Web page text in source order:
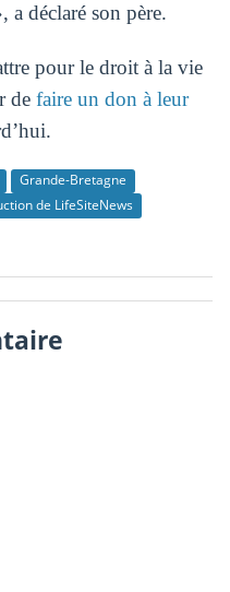
a déclaré son père.
pour le droit à la vie
de faire un don à leur
Grande-Bretagne
de LifeSiteNews